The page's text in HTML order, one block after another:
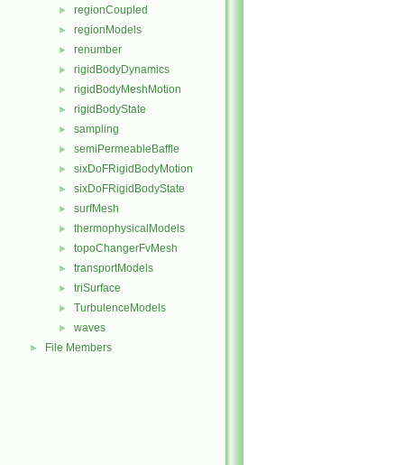
► regionCoupled
► regionModels
► renumber
► rigidBodyDynamics
► rigidBodyMeshMotion
► rigidBodyState
► sampling
► semiPermeableBaffle
► sixDoFRigidBodyMotion
► sixDoFRigidBodyState
► surfMesh
► thermophysicalModels
► topoChangerFvMesh
► transportModels
► triSurface
► TurbulenceModels
► waves
► File Members